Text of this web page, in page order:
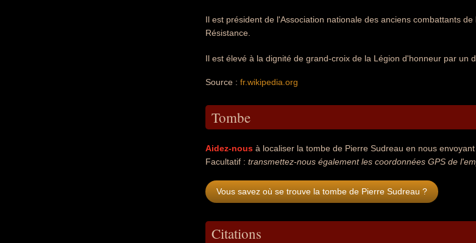
Il est président de l'Association nationale des anciens combattants
Résistance.
Il est élevé à la dignité de grand-croix de la Légion d'honneur par un
Source : fr.wikipedia.org
Tombe
Aidez-nous à localiser la tombe de Pierre Sudreau en nous
Facultatif : transmettez-nous également les coordonnées GPS de
Vous savez où se trouve la tombe de Pierre Sudreau ?
Citations